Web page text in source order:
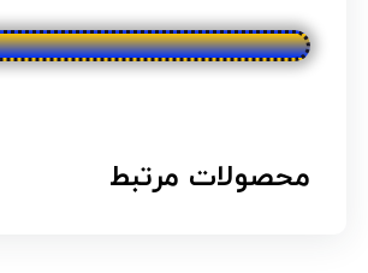
محصولات مرتبط